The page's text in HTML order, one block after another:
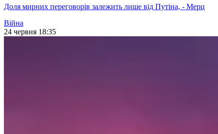
Доля мирних переговорів залежить лише від Путіна, - Мерц
Війна
24 червня 18:35